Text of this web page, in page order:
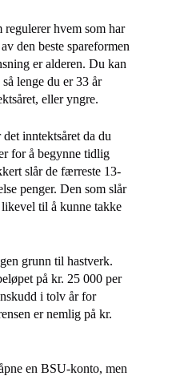
regulerer hvem som har
den beste spareformen
er alderen. Du kan
lenge du er 33 år
eller yngre.
inntektsåret da du
for å begynne tidlig
slår de færreste 13-
penger. Den som slår
til å kunne takke
grunn til hastverk.
på kr. 25 000 per
i tolv år for
er nemlig på kr.
en BSU-konto, men